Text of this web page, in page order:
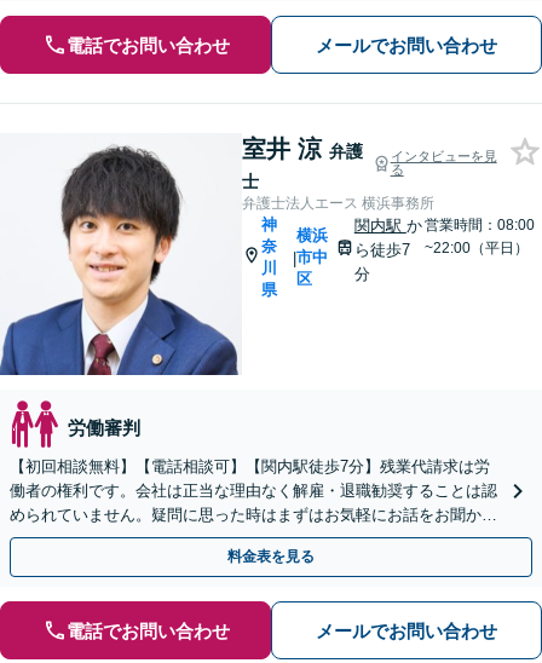
電話でお問い合わせ メールでお問い合わせ
室井 涼 弁護
士
インタビューを見
る
弁護士法人エース 横浜事務所
神
奈
川
県
|
横浜
市中
区
関内駅 か
ら徒歩7
分
営業時間：08:00
~22:00（平日）
労働審判
【初回相談無料】【電話相談可】【関内駅徒歩7分】残業代請求は労
働者の権利です。会社は正当な理由なく解雇・退職勧奨することは認
められていません。疑問に思った時はまずはお気軽にお話をお聞かせ
ください。
料金表を見る
電話でお問い合わせ メールでお問い合わせ